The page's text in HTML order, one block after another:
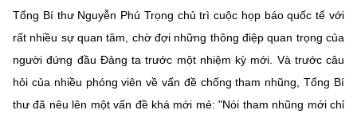
Tổng Bí thư Nguyễn Phú Trọng chủ trì cuộc họp báo quốc tế với
rất nhiều sự quan tâm, chờ đợi những thông điệp quan trọng của
người đứng đầu Đảng ta trước một nhiệm kỳ mới. Và trước câu
hỏi của nhiều phóng viên về vấn đề chống tham nhũng, Tổng Bí
thư đã nêu lên một vấn đề khá mới mẻ: "Nói tham nhũng mới chỉ